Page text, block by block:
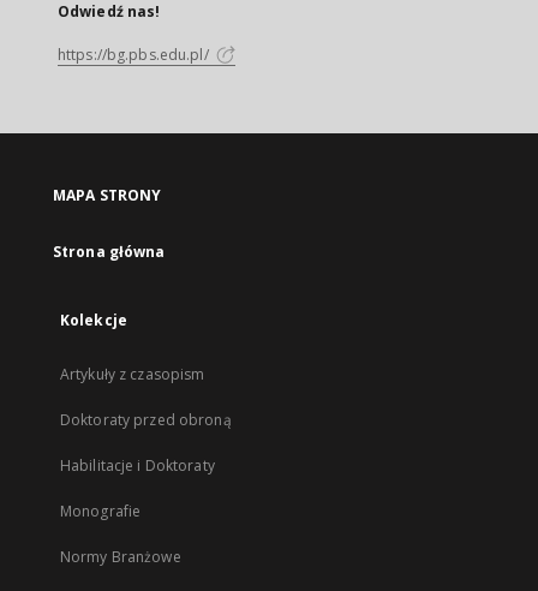
Odwiedź nas!
https://bg.pbs.edu.pl/
MAPA STRONY
Strona główna
Kolekcje
Artykuły z czasopism
Doktoraty przed obroną
Habilitacje i Doktoraty
Monografie
Normy Branżowe